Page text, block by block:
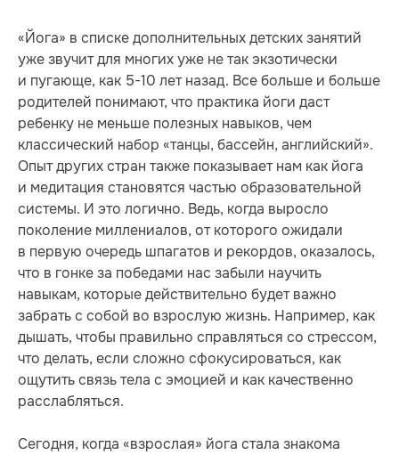
«Йога» в списке дополнительных детских занятий
уже звучит для многих уже не так экзотически
и пугающе, как 5-10 лет назад. Все больше и больше
родителей понимают, что практика йоги даст
ребенку не меньше полезных навыков, чем
классический набор «танцы, бассейн, английский».
Опыт других стран также показывает нам как йога
и медитация становятся частью образовательной
системы. И это логично. Ведь, когда выросло
поколение миллениалов, от которого ожидали
в первую очередь шпагатов и рекордов, оказалось,
что в гонке за победами нас забыли научить
навыкам, которые действительно будет важно
забрать с собой во взрослую жизнь. Например, как
дышать, чтобы правильно справляться со стрессом,
что делать, если сложно сфокусироваться, как
ощутить связь тела с эмоцией и как качественно
расслабляться.
Сегодня, когда «взрослая» йога стала знакома